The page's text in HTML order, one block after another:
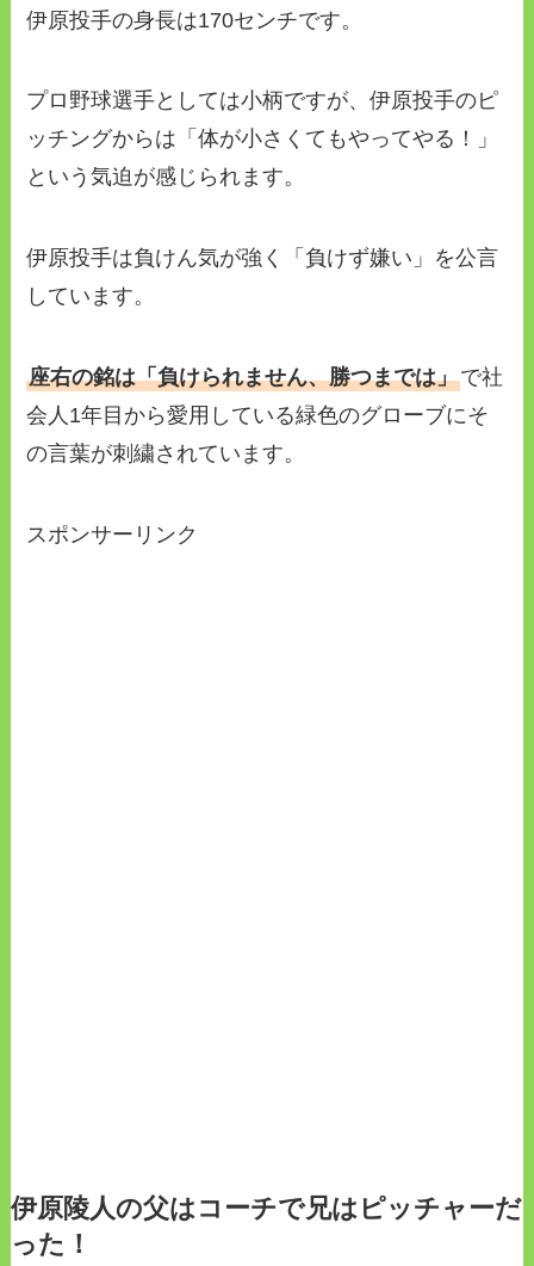
伊原投手の身長は170センチです。
プロ野球選手としては小柄ですが、伊原投手のピ
ッチングからは「体が小さくてもやってやる！」
という気迫が感じられます。
伊原投手は負けん気が強く「負けず嫌い」を公言
しています。
座右の銘は「負けられません、勝つまでは」で社
会人1年目から愛用している緑色のグローブにそ
の言葉が刺繍されています。
スポンサーリンク
伊原陵人の父はコーチで兄はピッチャーだ
った！